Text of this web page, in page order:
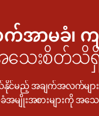
ာမခံ၊ က
အသေးစိတ်
ည့် အချက်အလက်များ
မျိုးအစားများကို အသေ